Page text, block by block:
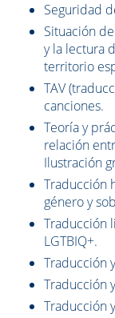
Seguridad
Situación
y la lectura
territorio
TAV
canciones.
Teoría y
relación
Ilustración
Traducción
género y
Traducción
LGTBIQ+.
Traducción
Traducción
Traducción